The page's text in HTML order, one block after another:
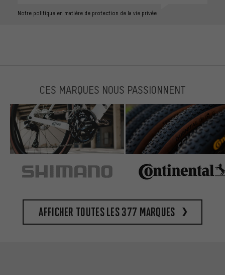
Notre politique en matière de protection de la vie privée
CES MARQUES NOUS PASSIONNENT
Afficher toutes les 377 marques